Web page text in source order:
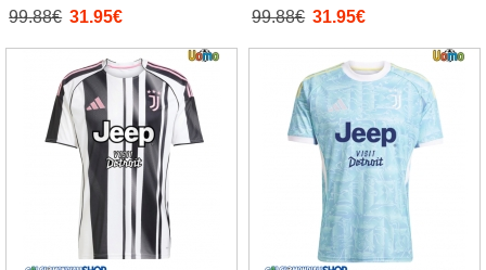
2026-27 Manica Corta
99.88€ 31.95€
Manica Corta
99.88€ 31.95€